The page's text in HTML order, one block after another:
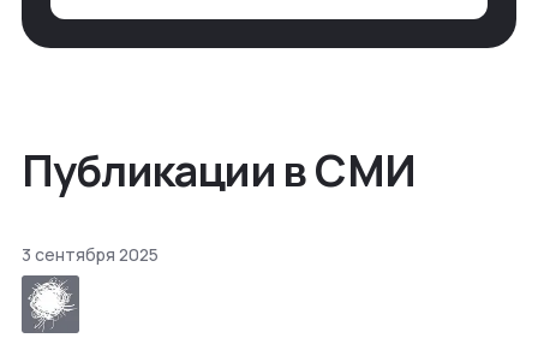
неделями, если сильно не повезе…
Публикации в СМИ
3 сентября 2025